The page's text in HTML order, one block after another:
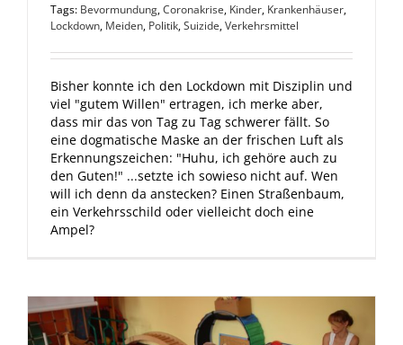
Tags: Bevormundung,Coronakrise, Kinder, Krankenhäuser,
Lockdown, Meiden, Politik,Suizide,Verkehrsmittel
Bisher konnte ich den Lockdown mit Disziplin und
viel "gutem Willen" ertragen, ich merke aber,
dass mir das von Tag zu Tag schwerer fällt. So
eine dogmatische Maske an der frischen Luft als
Erkennungszeichen: "Huhu, ich gehöre auch zu
den Guten!" ...setzte ich sowieso nicht auf. Wen
will ich denn da anstecken? Einen Straßenbaum,
ein Verkehrsschild oder vielleicht doch eine
Ampel?